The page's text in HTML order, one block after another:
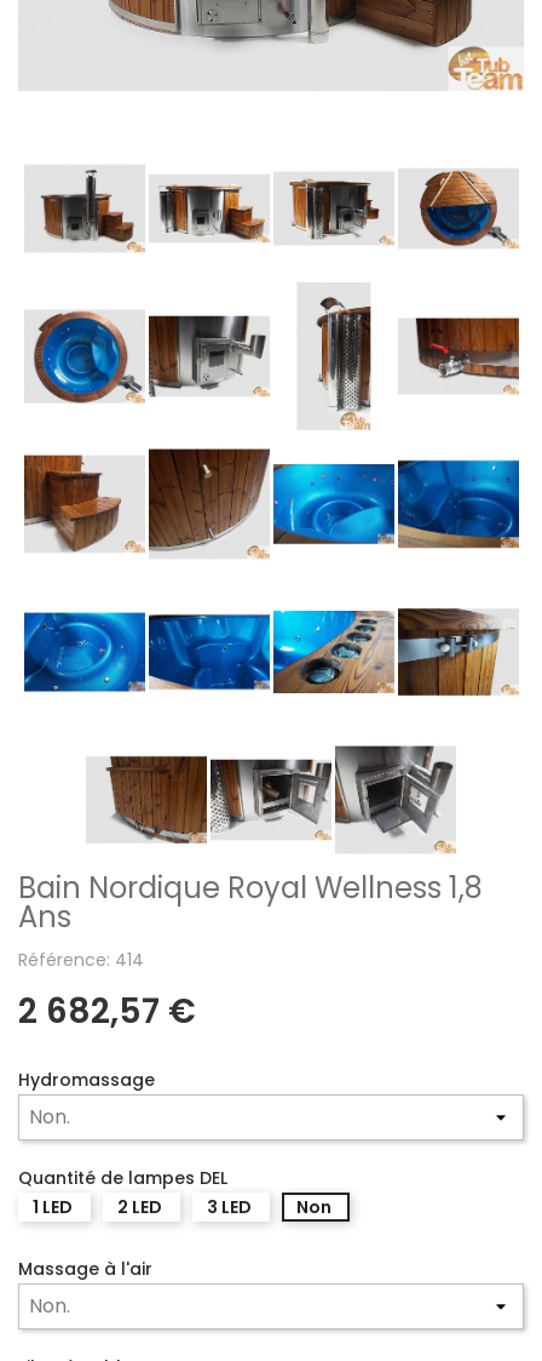
Bain Nordique Royal Wellness 1,8
Ans
Référence: 414
2 682,57 €
Hydromassage
Quantité de lampes DEL
1 LED
2 LED 3 LED Non
Massage à l'air